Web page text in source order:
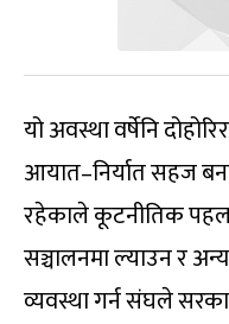
यो अवस्था वर्षेनि
आयात–निर्यात सहज
रहेकाले कूटनीतिक पहल
सञ्चालनमा ल्याउन र
व्यवस्था गर्न संघले